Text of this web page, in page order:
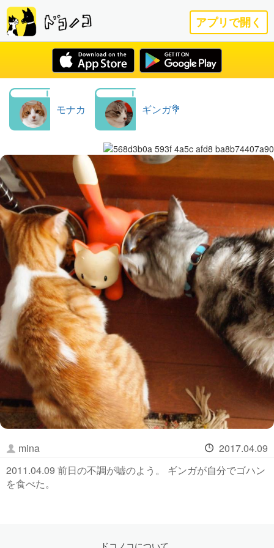
アプリで開く
モナカ ギンガ💐
mina
2017.04.09
2011.04.09 前日の不調が嘘のよう。 ギンガが自分でゴハン
を食べた。